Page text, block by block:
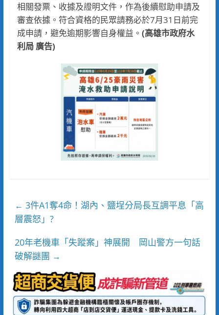
相關發票、收據及證明文件，作為後續慰助申請及
審查依據。符合資格的民眾請務必於7月31日前完
成申請，避免逾期影響自身權益。 (高雄市政府水
利局 廣告)
← 3件A1奪4命！湖內、鹽埕分局長互調平息「高
層震怒」?
20年老機車「失蹤案」神展開 岡山警方一句話
破解謎團 →